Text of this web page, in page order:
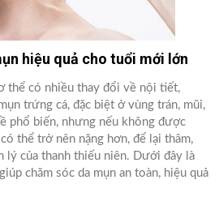
hiệu quả cho tuổi mới lớn
thể có nhiều thay đổi về nội tiết,
trứng cá, đặc biệt ở vùng trán, mũi,
phổ biến, nhưng nếu không được
thể trở nên nặng hơn, để lại thâm,
lý của thanh thiếu niên. Dưới đây là
chăm sóc da mụn an toàn, hiệu quả